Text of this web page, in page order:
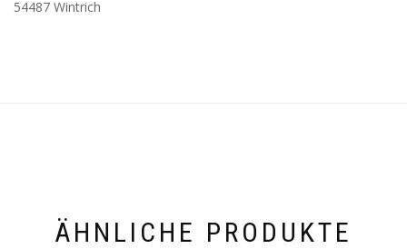
54487 Wintrich
ÄHNLICHE PRODUKTE